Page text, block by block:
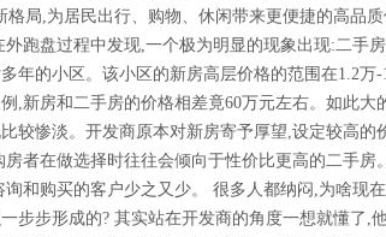
格局,为居民出行、购物、休闲带来更便捷的高品质
盘过程中发现,一个极为明显的现象出现:二手
年的小区。该小区的新房高层价格的范围在1.2
,新房和二手房的价格相差竟60万元左右。如此
较惨淡。开发商原本对新房寄予厚望,设定较高
房者在做选择时往往会倾向于性价比更高的二手
询和购买的客户少之又少。 很多人都纳闷,为啥现
步步形成的? 其实站在开发商的角度一想就懂了,